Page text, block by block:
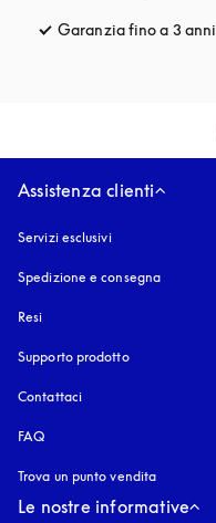
Garanzia fino a 3 anni
Assistenza clienti
Servizi esclusivi
Spedizione e consegna
Resi
Supporto prodotto
Contattaci
FAQ
Trova un punto vendita
Le nostre informative